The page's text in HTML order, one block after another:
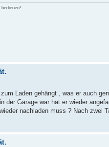
Laden gehängt , was er auch
der Garage war hat er wieder
nachladen muss ? Nach zwei